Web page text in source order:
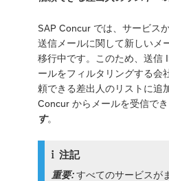
SAP Concur では、サービス
送信メールに関して新しいメ
移行中です。このため、送信
ールをフィルタリングする会
頼できる差出人のリストに追
Concur からメールを受信で
す。
注記
重要:すべてのサービスが